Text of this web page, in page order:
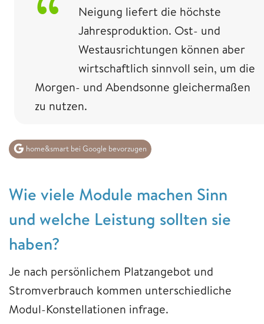
Neigung liefert die höchste
Jahresproduktion. Ost- und
Westausrichtungen können aber
wirtschaftlich sinnvoll sein, um die
Morgen- und Abendsonne gleichermaßen
zu nutzen.
home&smart bei Google bevorzugen
Wie viele Module machen Sinn
und welche Leistung sollten sie
haben?
Je nach persönlichem Platzangebot und
Stromverbrauch kommen unterschiedliche
Modul-Konstellationen infrage.